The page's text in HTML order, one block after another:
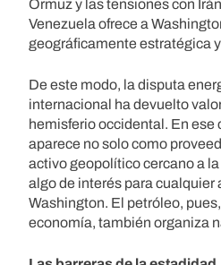
Ormuz y las tensiones con
Venezuela ofrece a
geográficamente estratégica
De este modo, la disputa
internacional ha devuelto
hemisferio occidental. En ese
aparece no solo como
activo geopolítico cercano a
algo de interés para cualquier
Washington. El petróleo,
economía, también organiza